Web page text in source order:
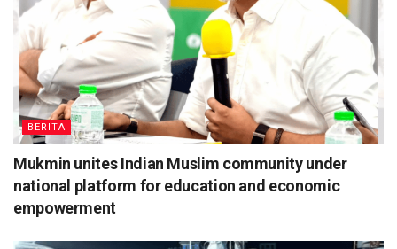
BERITA
Mukmin unites Indian Muslim community under
national platform for education and economic
empowerment